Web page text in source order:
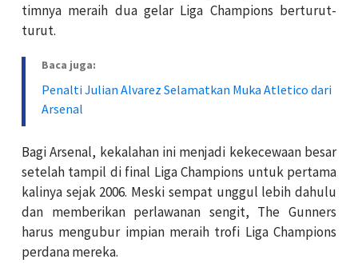
timnya meraih dua gelar Liga Champions berturut-
turut.
Baca juga:
Penalti Julian Alvarez Selamatkan Muka Atletico dari
Arsenal
Bagi Arsenal, kekalahan ini menjadi kekecewaan besar
setelah tampil di final Liga Champions untuk pertama
kalinya sejak 2006. Meski sempat unggul lebih dahulu
dan memberikan perlawanan sengit, The Gunners
harus mengubur impian meraih trofi Liga Champions
perdana mereka.